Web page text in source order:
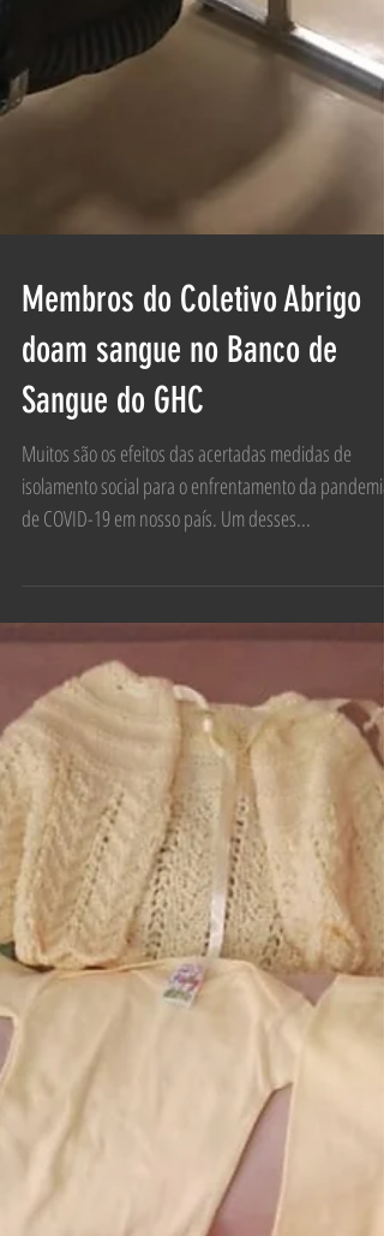
Membros do Coletivo Abrigo
doam sangue no Banco de
Sangue do GHC
Muitos são os efeitos das acertadas medidas de
isolamento social para o enfrentamento da pandemia